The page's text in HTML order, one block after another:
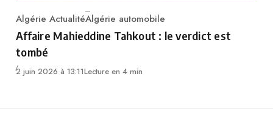
Category
Algérie ActualitéAlgérie automobile
Affaire Mahieddine Tahkout : le verdict est
tombé
2 juin 2026 à 13:11Lecture en 4 min